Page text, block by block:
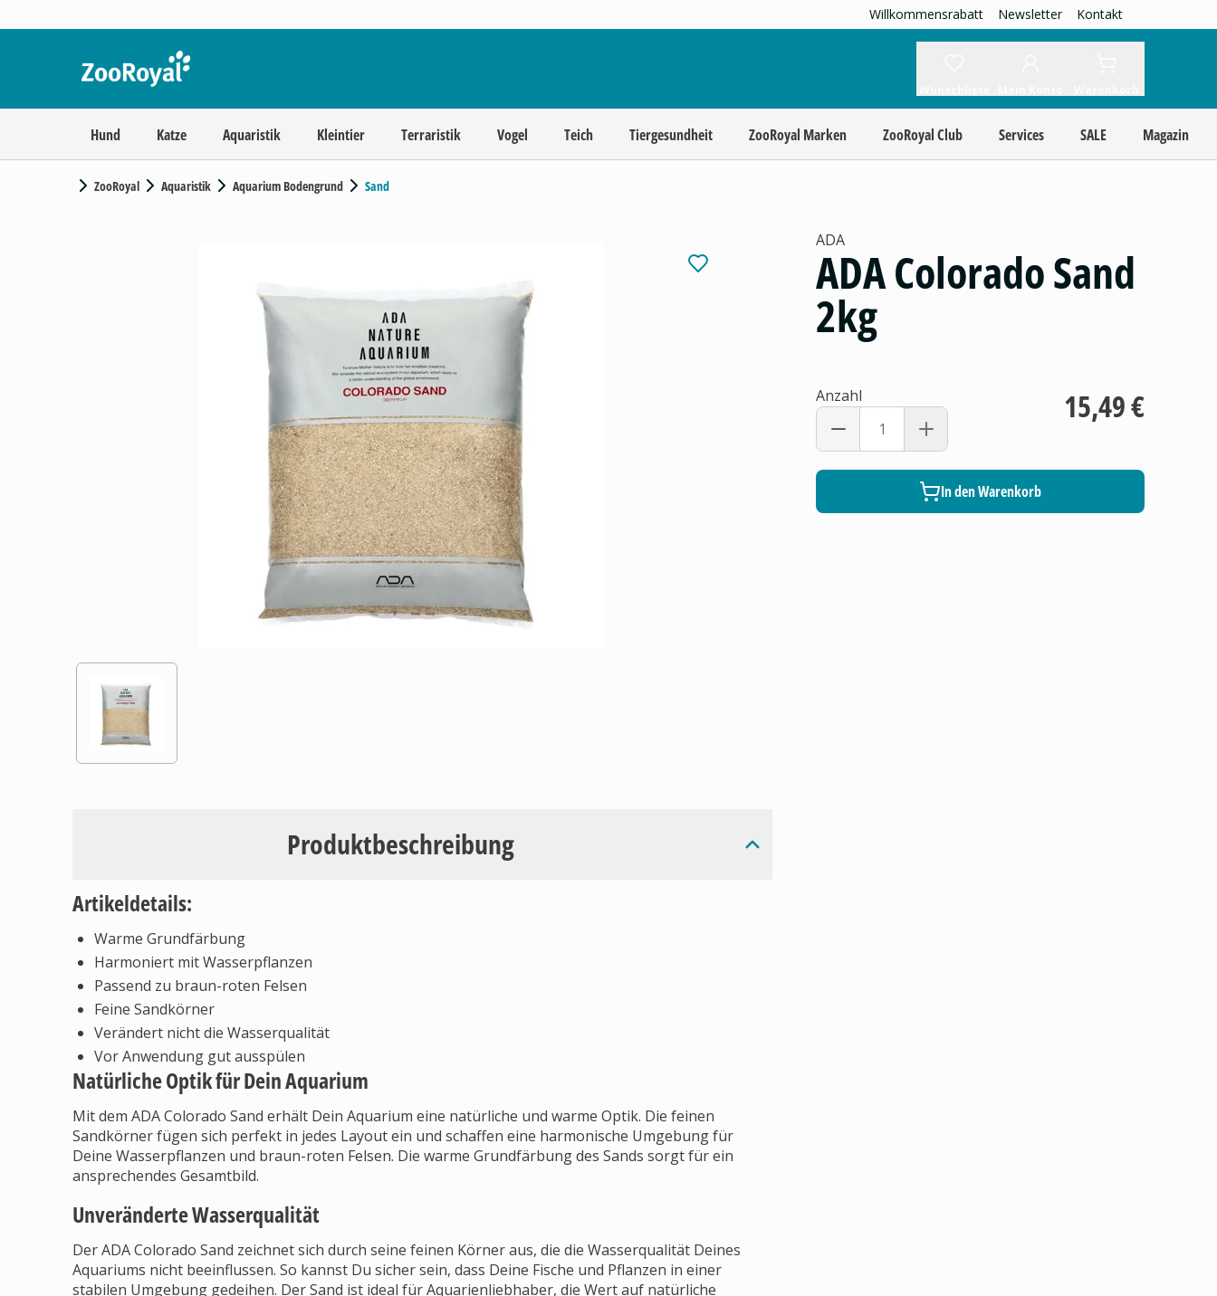
Willkommensrabatt Newsletter Kontakt
Hund Katze Aquaristik Kleintier Terraristik Vogel Teich Tiergesundheit ZooRoyal Marken ZooRoyal Club Services SALE Magazin
ZooRoyal Aquaristik Aquarium Bodengrund Sand
Produktbeschreibung
Artikeldetails:
Warme Grundfärbung
Harmoniert mit Wasserpflanzen
Passend zu braun-roten Felsen
Feine Sandkörner
Verändert nicht die Wasserqualität
Vor Anwendung gut ausspülen
Natürliche Optik für Dein Aquarium
Mit dem ADA Colorado Sand erhält Dein Aquarium eine natürliche und warme Optik. Die feinen
Sandkörner fügen sich perfekt in jedes Layout ein und schaffen eine harmonische Umgebung für
Deine Wasserpflanzen und braun-roten Felsen. Die warme Grundfärbung des Sands sorgt für ein
ansprechendes Gesamtbild.
Unveränderte Wasserqualität
Der ADA Colorado Sand zeichnet sich durch seine feinen Körner aus, die die Wasserqualität Deines
Aquariums nicht beeinflussen. So kannst Du sicher sein, dass Deine Fische und Pflanzen in einer
stabilen Umgebung gedeihen. Der Sand ist ideal für Aquarienliebhaber, die Wert auf natürliche
ADA
ADA Colorado Sand
2kg
Anzahl 15,49 €
In den Warenkorb